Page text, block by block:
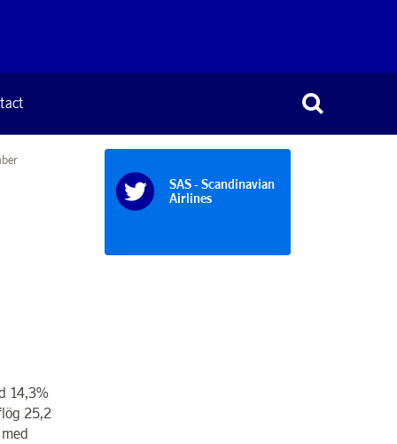
14,3%
25,2
SAS - Scandinavian
Airlines